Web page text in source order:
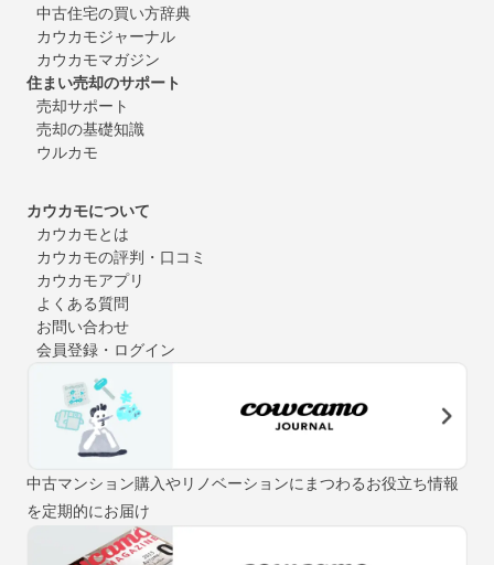
中古住宅の買い方辞典
カウカモジャーナル
カウカモマガジン
住まい売却のサポート
売却サポート
売却の基礎知識
ウルカモ
カウカモについて
カウカモとは
カウカモの評判・口コミ
カウカモアプリ
よくある質問
お問い合わせ
会員登録・ログイン
中古マンション購入やリノベーションにまつわるお役立ち情報
を定期的にお届け